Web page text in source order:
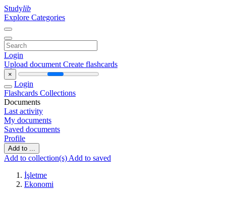
Studylib
Explore Categories
Login
Upload document Create flashcards
×
Login
Flashcards Collections
Documents
Last activity
My documents
Saved documents
Profile
Add to ...
Add to collection(s) Add to saved
İşletme
Ekonomi